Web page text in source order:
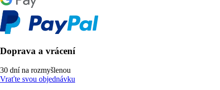
Doprava a vrácení
30 dní na rozmyšlenou
Vraťte svou objednávku